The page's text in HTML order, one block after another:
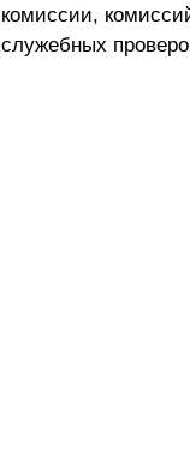
комиссии,
служебных